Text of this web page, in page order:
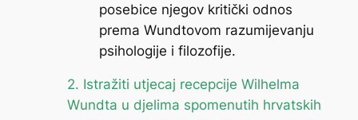
posebice njegov kritički odnos
prema Wundtovom razumijevanju
psihologije i filozofije.
2. Istražiti utjecaj recepcije Wilhelma
Wundta u djelima spomenutih hrvatskih